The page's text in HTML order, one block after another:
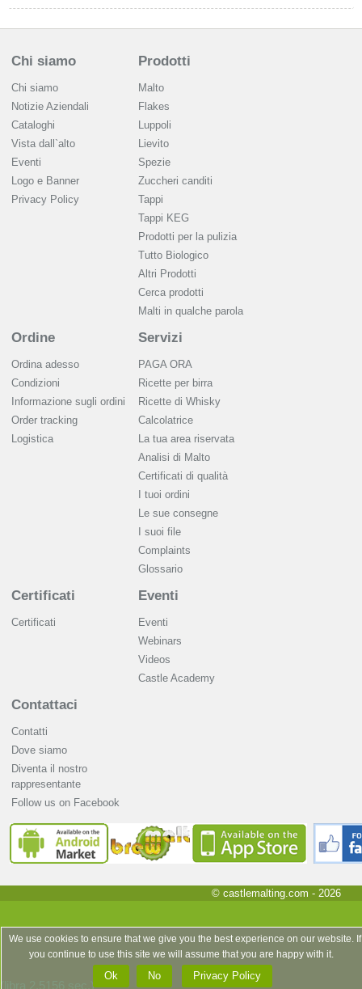
Chi siamo
Chi siamo
Notizie Aziendali
Cataloghi
Vista dall`alto
Eventi
Logo e Banner
Privacy Policy
Prodotti
Malto
Flakes
Luppoli
Lievito
Spezie
Zuccheri canditi
Tappi
Tappi KEG
Prodotti per la pulizia
Tutto Biologico
Altri Prodotti
Cerca prodotti
Malti in qualche parola
Ordine
Ordina adesso
Condizioni
Informazione sugli ordini
Order tracking
Logistica
Servizi
PAGA ORA
Ricette per birra
Ricette di Whisky
Calcolatrice
La tua area riservata
Analisi di Malto
Сertificati di qualità
I tuoi ordini
Le sue consegne
I suoi file
Complaints
Glossario
Certificati
Certificati
Eventi
Eventi
Webinars
Videos
Castle Academy
Contattaci
Contatti
Dove siamo
Diventa il nostro
rappresentante
Follow us on Facebook
© castlemalting.com - 2026
We use cookies to ensure that we give you the best experience on our website. If
you continue to use this site we will assume that you are happy with it.
Ok No Privacy Policy
(libra 2.5156 sec.)